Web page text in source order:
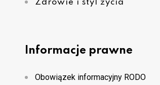
Zdrowie i styl życia
Informacje prawne
Obowiązek informacyjny RODO